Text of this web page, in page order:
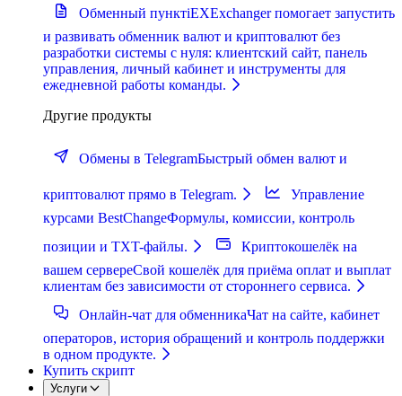
Обменный пунктiEXExchanger помогает запустить
и развивать обменник валют и криптовалют без
разработки системы с нуля: клиентский сайт, панель
управления, личный кабинет и инструменты для
ежедневной работы команды.
Другие продукты
Обмены в TelegramБыстрый обмен валют и
криптовалют прямо в Telegram.
Управление
курсами BestChangeФормулы, комиссии, контроль
позиции и TXT-файлы.
Криптокошелёк на
вашем сервереСвой кошелёк для приёма оплат и выплат
клиентам без зависимости от стороннего сервиса.
Онлайн-чат для обменникаЧат на сайте, кабинет
операторов, история обращений и контроль поддержки
в одном продукте.
Купить скрипт
Услуги